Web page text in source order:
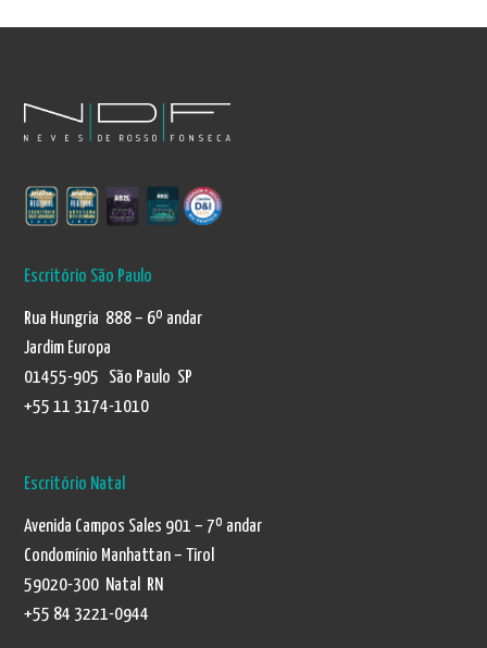
Escritório São Paulo
Rua Hungria 888 – 6º andar
Jardim Europa
01455-905 São Paulo SP
+55 11 3174-1010
Escritório Natal
Avenida Campos Sales 901 – 7º andar
Condomínio Manhattan – Tirol
59020-300 Natal RN
+55 84 3221-0944